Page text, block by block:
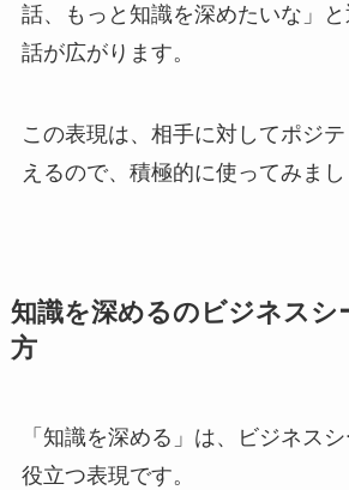
話、もっと知識を深めたいな」
話が広がります。
この表現は、相手に対してポジ
えるので、積極的に使ってみまし
知識を深めるのビジネスシ
方
「知識を深める」は、ビジネス
役立つ表現です。